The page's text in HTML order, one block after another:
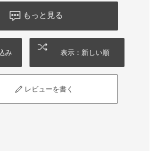
もっと見る
み 表示：新しい順
レビューを書く